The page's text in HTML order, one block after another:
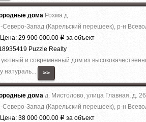
дома Рохма д
Северо-Запад (Карельский перешеек), р-н
29 900 000.00 Р за объект
Puzzle Realty
и современный дом из
натураль...
>>
дома д. Мистолово, улица Главная, д.
Северо-Запад (Карельский перешеек), р-н
38 000 000.00 Р за объект